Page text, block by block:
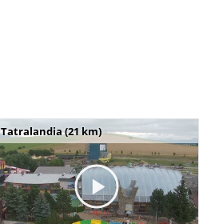
Tatralandia (21 km)